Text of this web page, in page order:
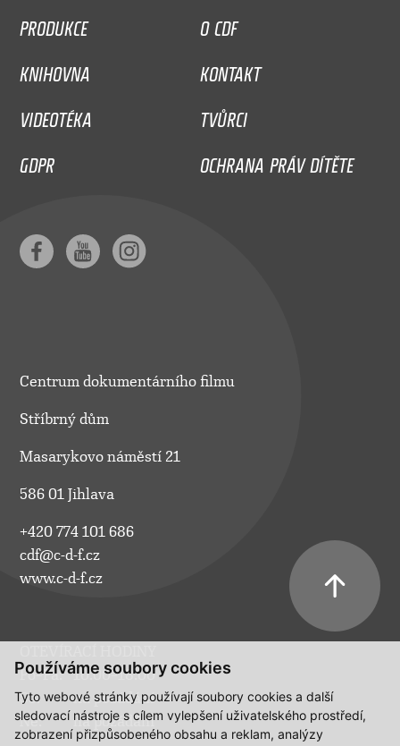
Používáme soubory cookies
Tyto webové stránky používají soubory cookies a další
sledovací nástroje s cílem vylepšení uživatelského prostředí,
zobrazení přizpůsobeného obsahu a reklam, analýzy
PRODUKCE
O CDF
KNIHOVNA
KONTAKT
VIDEOTÉKA
TVŮRCI
GDPR
OCHRANA PRÁV DÍTĚTE
Centrum dokumentárního filmu
Stříbrný dům
Masarykovo náměstí 21
586 01 Jihlava
+420 774 101 686
cdf@c-d-f.cz
www.c-d-f.cz
Po–Pá:
10.00–18.00
So:
na požádání
Ne:
na požádání